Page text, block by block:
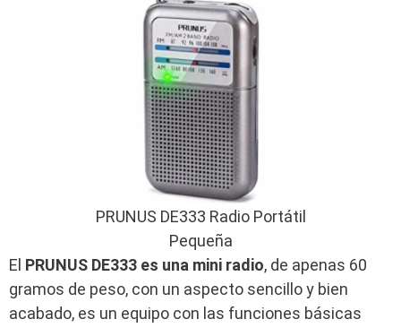
PRUNUS DE333 Radio Portátil
Pequeña
El PRUNUS DE333 es una mini radio, de apenas 60
gramos de peso, con un aspecto sencillo y bien
acabado, es un equipo con las funciones básicas